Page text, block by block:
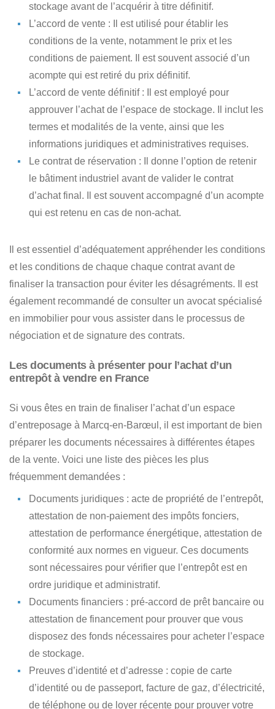
stockage avant de l’acquérir à titre définitif.
L’accord de vente : Il est utilisé pour établir les
conditions de la vente, notamment le prix et les
conditions de paiement. Il est souvent associé d’un
acompte qui est retiré du prix définitif.
L’accord de vente définitif: Il est employé pour
approuver l’achat de l’espace de stockage. Il inclut les
termes et modalités de la vente, ainsi que les
informations juridiques et administratives requises.
Le contrat de réservation : Il donne l’option de retenir
le bâtiment industriel avant de valider le contrat
d’achat final. Il est souvent accompagné d’un acompte
qui est retenu en cas de non-achat.
Il est essentiel d’adéquatement appréhender les conditions
et les conditions de chaque chaque contratavant de
finaliser la transaction pour éviter les désagréments. Il est
également recommandé de consulter un avocat spécialisé
en immobilier pour vous assister dans le processus de
négociation et de signature des contrats.
Les documents à présenter pour l’achat d’un
entrepôt à vendre en France
Si vous êtes en train de finaliser l’achat d’un espace
d’entreposage à Marcq-en-Barœul , il est important de bien
préparer les documents nécessaires à différentes étapes
de la vente. Voici une liste des pièces les plus
fréquemment demandées :
Documents juridiques : acte de propriété de l’entrepôt,
attestation de non-paiement des impôts fonciers,
attestation de performance énergétique, attestation de
conformité aux normes en vigueur. Ces documents
sont nécessaires pour vérifier que l’entrepôt est en
ordre juridique et administratif.
Documents financiers : pré-accord de prêt bancaire ou
attestation de financement pour prouver que vous
disposez des fonds nécessaires pour acheter l’espace
de stockage.
Preuves d’identité et d’adresse : copie de carte
d’identité ou de passeport, facture de gaz, d’électricité,
de téléphone ou de loyer récente pour prouver votre